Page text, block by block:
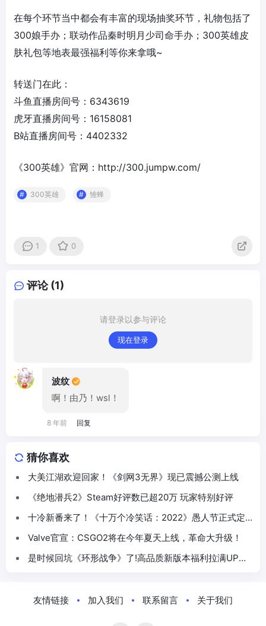
在每个环节当中都会有丰富的现场抽奖环节，礼物包括了
300娘手办；联动作品秦时明月少司命手办；300英雄皮
肤礼包等地表最强福利等你来拿哦~
转送门在此：
斗鱼直播房间号：6343619
虎牙直播房间号：16158081
B站直播房间号：4402332
《300英雄》官网：http://300.jumpw.com/
300英雄 雏蜂
1 0
评论 (1)
请登录以参与评论
现在登录
波纹
啊！由乃！wsl！
8 年前 回复
猜你喜欢
大美江湖欢迎回家！《剑网3无界》现已震撼公测上线
《绝地潜兵2》Steam好评数已超20万 玩家特别好评
十冷新番来了！《十万个冷笑话：2022》愚人节正式定
Valve官宣：CSGO2将在今年夏天上线，革命大升级！
是时候回坑《环形战争》了!高品质新版本福利拉满UP集
友情链接 加入我们 联系留言 关于我们